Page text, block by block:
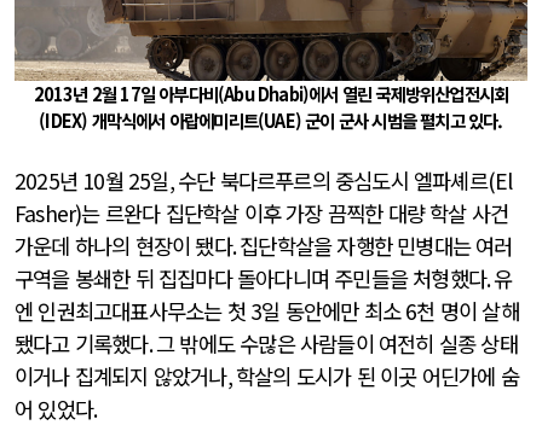
2013년 2월 17일 아부다비(Abu Dhabi)에서 열린 국제방위산업전시회
(IDEX) 개막식에서 아랍에미리트(UAE) 군이 군사 시범을 펼치고 있다.
2025년 10월 25일,수단 북다르푸르의 중심도시 엘파셰르(El
Fasher)는 르완다 집단학살 이후 가장 끔찍한 대량 학살 사건
가운데 하나의 현장이 됐다.집단학살을 자행한 민병대는 여러
구역을 봉쇄한 뒤 집집마다 돌아다니며 주민들을 처형했다.유
엔 인권최고대표사무소는 첫 3일 동안에만 최소6천 명이 살해
됐다고 기록했다.그 밖에도 수많은 사람들이 여전히 실종 상태
이거나 집계되지 않았거나,학살의 도시가 된 이곳 어딘가에 숨
어 있었다.